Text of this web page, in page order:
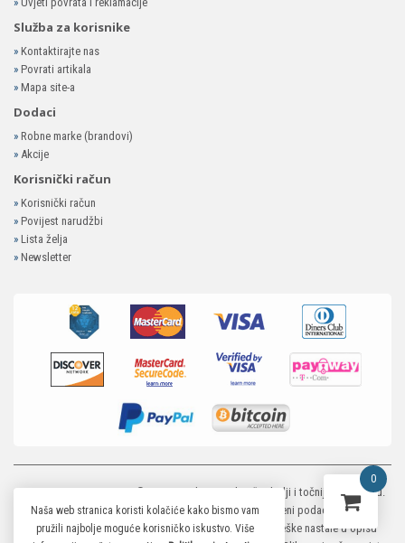
Služba za korisnike
» Kontaktirajte nas
» Povrati artikala
» Mapa site-a
Dodaci
» Robne marke (brandovi)
» Akcije
Korisnički račun
» Korisnički račun
» Povijest narudžbi
» Lista želja
» Newsletter
MP-ELEKTRONIKA SHOP© 2026. Trudimo se dati što bolji i točniji opis i sliku.
Unatoč tome, ne možemo garantirati da su svi navedeni podaci i slike u
potpunosti točni. Ne odgovaramo za eventualne pogreške nastale u opisu
0
Naša web stranica koristi kolačiće kako bismo vam
pružili najbolje moguće korisničko iskustvo. Više